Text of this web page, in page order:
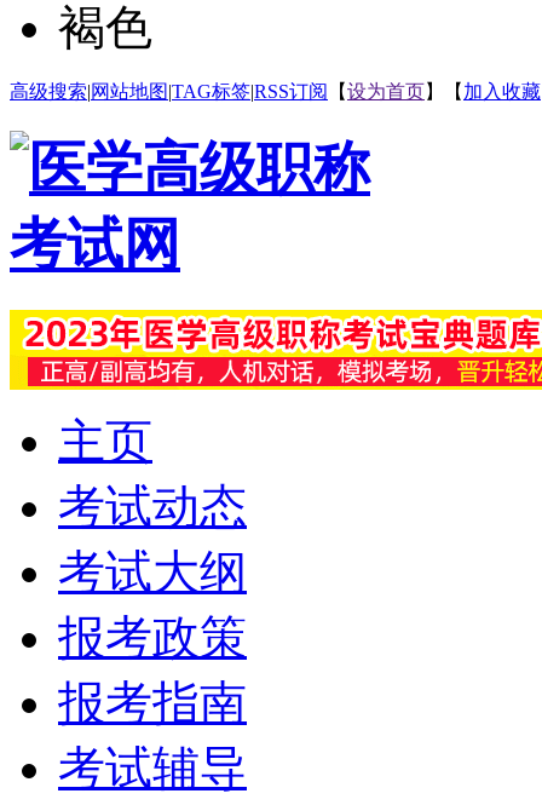
褐色
高级搜索|网站地图|TAG标签|RSS订阅 【设为首页】【 加入收藏
主页
考试动态
考试大纲
报考政策
报考指南
考试辅导